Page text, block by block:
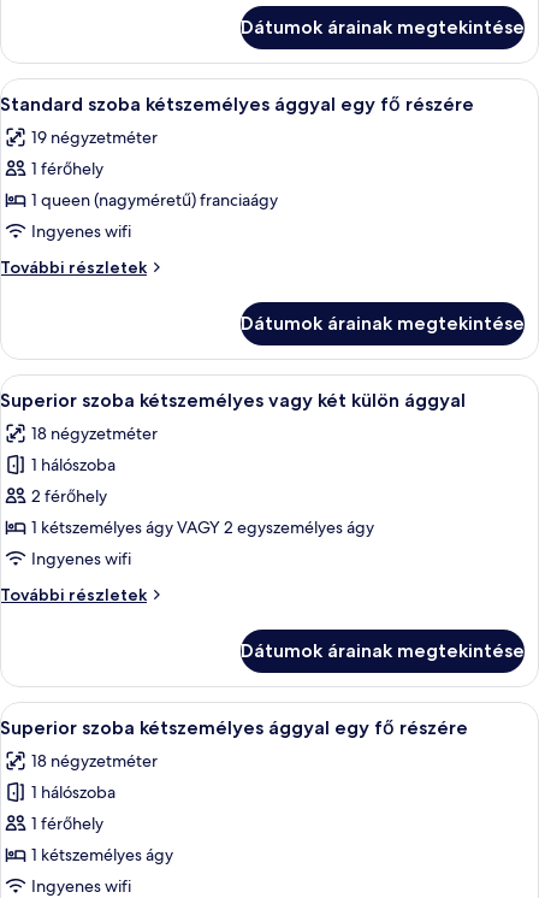
külön
ággyal
két
külön
ággyal
részletei
Dátumok árainak megtekintése
A
következő
szoba
összes
képének
megtekintése:
Standard
szoba
ággyal
egy
fő
részére
Egy gondosan megterített ágy
6
Standard szoba kétszemélyes ággyal egy fő részére
19 négyzetméter
1 férőhely
1 queen (nagyméretű) franciaágy
Ingyenes wifi
További részletek
Standard
egy
fő
részére
további
részletei
Dátumok árainak megtekintése
A
következő
szoba
összes
képének
megtekintése:
Superior
kétszemélyes
külön
ággyal
Egy szállodai szoba, amelyben
10
Superior szoba kétszemélyes vagy két külön ággyal
18 négyzetméter
1 hálószoba
2 férőhely
1 kétszemélyes ágy VAGY 2 egyszemélyes ágy
Ingyenes wifi
További részletek
Superior
két
külön
ággyal
további
részletei
Dátumok árainak megtekintése
A
következő
szoba
összes
képének
megtekintése:
Superior
Egy szállodai szoba, amelyben
10
Superior szoba kétszemélyes ággyal egy fő részére
18 négyzetméter
1 hálószoba
1 férőhely
1 kétszemélyes ágy
Ingyenes wifi